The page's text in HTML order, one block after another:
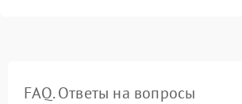
FAQ. Ответы на вопросы